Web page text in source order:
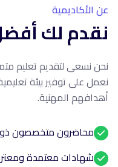
عن الأكاديمية
نقدم لك
نحن نسعى لتقديم تعليم
نعمل على توفير بيئة
أهدافهم المهنية.
محاضرون متخصصون
شهادات معتمدة